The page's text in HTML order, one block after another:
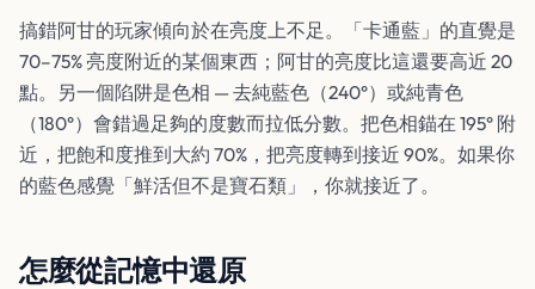
搞錯阿甘的玩家傾向於在亮度上不足。「卡通藍」的直覺是
70–75% 亮度附近的某個東西；阿甘的亮度比這還要高近 20
點。另一個陷阱是色相 — 去純藍色（240°）或純青色
（180°）會錯過足夠的度數而拉低分數。把色相錨在 195° 附
近，把飽和度推到大約 70%，把亮度轉到接近 90%。如果你
的藍色感覺「鮮活但不是寶石類」，你就接近了。
怎麼從記憶中還原